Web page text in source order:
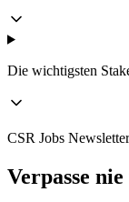
Die wichtigsten
CSR Jobs Newsletter
Verpasse